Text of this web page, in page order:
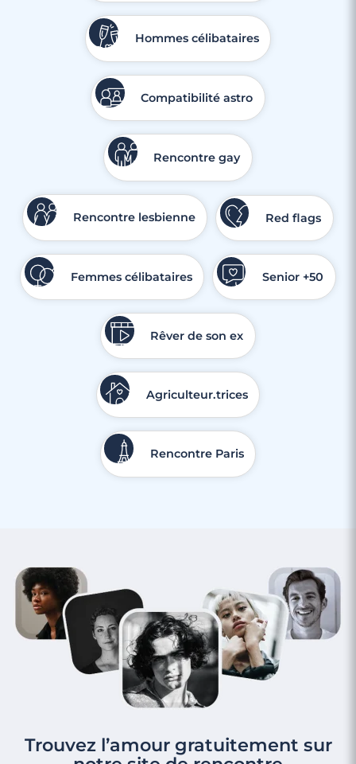
Hommes célibataires
Compatibilité astro
Rencontre gay
Rencontre lesbienne Red flags
Femmes célibataires Senior +50
Rêver de son ex
Agriculteur.trices
Rencontre Paris
Trouvez l’amour gratuitement sur